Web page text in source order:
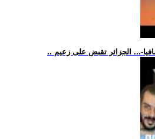
... الجزائر تقبض على زعيم